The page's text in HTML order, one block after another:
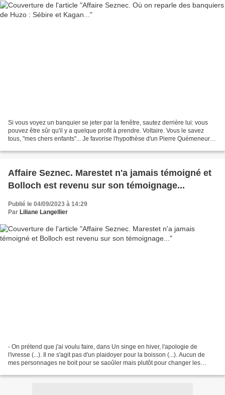
Si vous voyez un banquier se jeter par la fenêtre, sautez derrière lui: vous
pouvez être sûr qu'il y a quelque profit à prendre. Voltaire. Vous le savez
tous, "mes chers enfants"... Je favorise l'hypothèse d'un Pierre Quémeneur
Affaire Seznec. Marestet n'a jamais témoigné et
Bolloch est revenu sur son témoignage...
Publié le 04/09/2023 à 14:29
Par Liliane Langellier
- On prétend que j'ai voulu faire, dans Un singe en hiver, l'apologie de
l'ivresse (...). Il ne s'agit pas d'un plaidoyer pour la boisson (...). Aucun de
mes personnages ne boit pour se saoûler mais plutôt pour changer les